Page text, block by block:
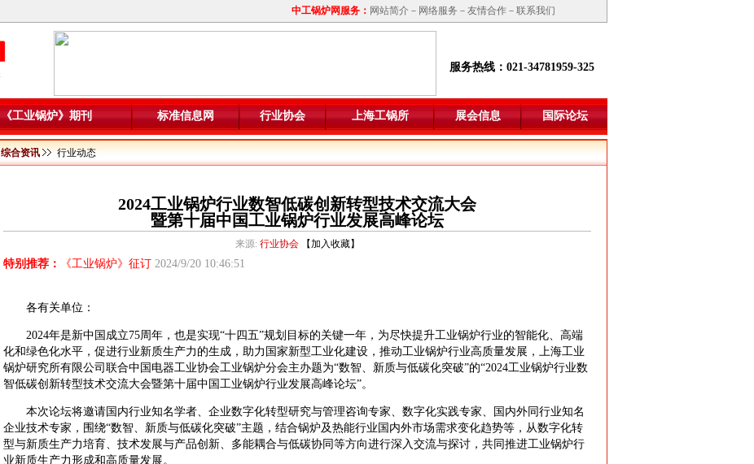
中工锅炉网服务： 网站简介 － 网络服务 － 友情合作 － 联系我们
服务热线：021-34781959-325
《工业锅炉》期刊 标准信息网 行业协会 上海工锅所 展会信息 国际论坛
综合资讯 行业动态
2024工业锅炉行业数智低碳创新转型技术交流大会
暨第十届中国工业锅炉行业发展高峰论坛
来源: 行业协会 【加入收藏】
特别推荐： 《工业锅炉》征订 2024/9/20 10:46:51
各有关单位：
2024年是新中国成立75周年，也是实现“十四五”规划目标的关键一年，为尽快提升工业锅炉行业的智能化、高端
化和绿色化水平，促进行业新质生产力的生成，助力国家新型工业化建设，推动工业锅炉行业高质量发展，上海工业
锅炉研究所有限公司联合中国电器工业协会工业锅炉分会主办题为“数智、新质与低碳化突破”的“2024工业锅炉行业数
智低碳创新转型技术交流大会暨第十届中国工业锅炉行业发展高峰论坛”。
本次论坛将邀请国内行业知名学者、企业数字化转型研究与管理咨询专家、数字化实践专家、国内外同行业知名
企业技术专家，围绕“数智、新质与低碳化突破”主题，结合锅炉及热能行业国内外市场需求变化趋势等，从数字化转
型与新质生产力培育、技术发展与产品创新、多能耦合与低碳协同等方向进行深入交流与探讨，共同推进工业锅炉行
业新质生产力形成和高质量发展。